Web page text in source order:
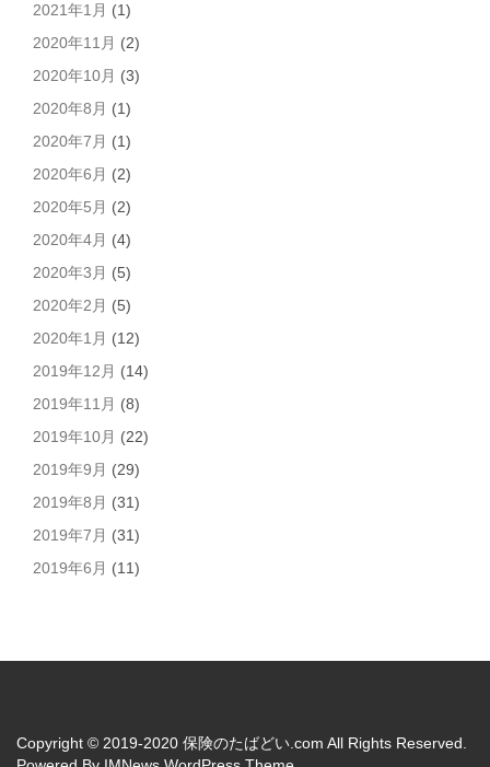
2021年1月 (1)
2020年11月 (2)
2020年10月 (3)
2020年8月 (1)
2020年7月 (1)
2020年6月 (2)
2020年5月 (2)
2020年4月 (4)
2020年3月 (5)
2020年2月 (5)
2020年1月 (12)
2019年12月 (14)
2019年11月 (8)
2019年10月 (22)
2019年9月 (29)
2019年8月 (31)
2019年7月 (31)
2019年6月 (11)
Copyright © 2019-2020 保険のたばどい.com All Rights Reserved.